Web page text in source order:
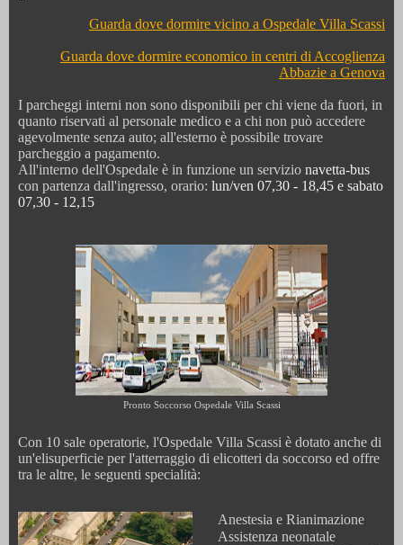
Guarda dove dormire vicino a Ospedale Villa Scassi
Guarda dove dormire economico in centri di Accoglienza
Abbazie a Genova
I parcheggi interni non sono disponibili per chi viene da fuori, in
quanto riservati al personale medico e a chi non può accedere
agevolmente senza auto; all'esterno è possibile trovare
parcheggio a pagamento.
All'interno dell'Ospedale è in funzione un servizio navetta-bus
con partenza dall'ingresso, orario: lun/ven 07,30 - 18,45 e sabato
07,30 - 12,15
Pronto Soccorso Ospedale Villa Scassi
Con 10 sale operatorie, l'Ospedale Villa Scassi è dotato anche di
un'elisuperficie per l'atterraggio di elicotteri da soccorso ed offre
tra le altre, le seguenti specialità:
Anestesia e Rianimazione
Assistenza neonatale